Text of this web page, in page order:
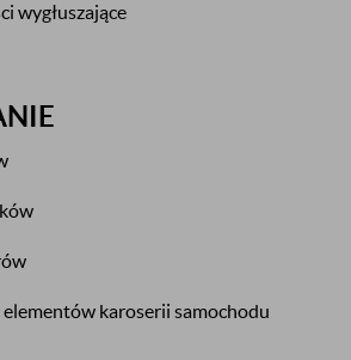
wygłuszające
karoserii samochodu